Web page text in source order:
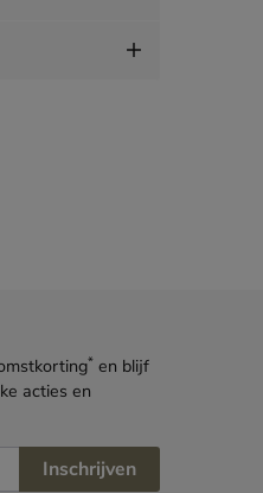
* en blijf
acties en
Inschrijven